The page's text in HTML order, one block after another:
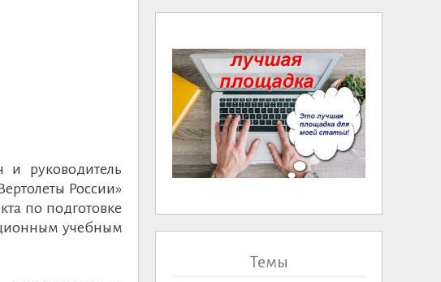
руководитель
России»
по подготовке
учебным
Темы